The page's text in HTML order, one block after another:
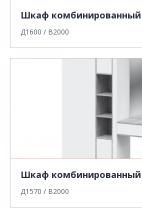
Шкаф
Д1600 / В2000
Шкаф
Д1570 / В2000